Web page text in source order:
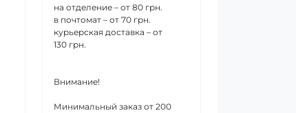
на отделение – от 80 грн.
в почтомат – от 70 грн.
курьерская доставка – от
130 грн.
Внимание!
Минимальный заказ от 200